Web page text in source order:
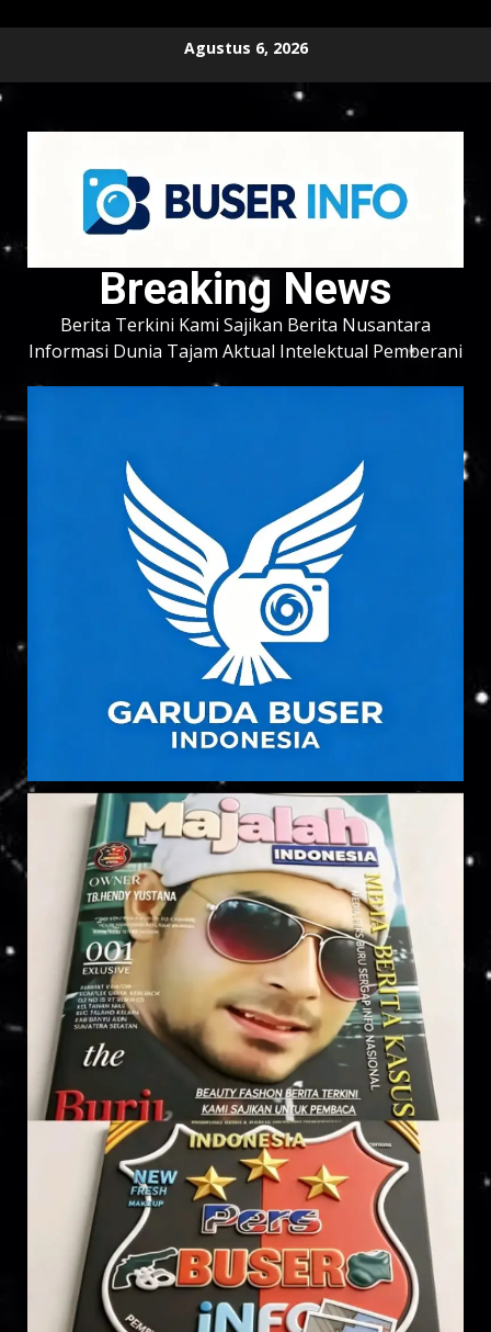
content
Agustus 6, 2026
Breaking News
Berita Terkini Kami Sajikan Berita Nusantara
Informasi Dunia Tajam Aktual Intelektual Pemberani